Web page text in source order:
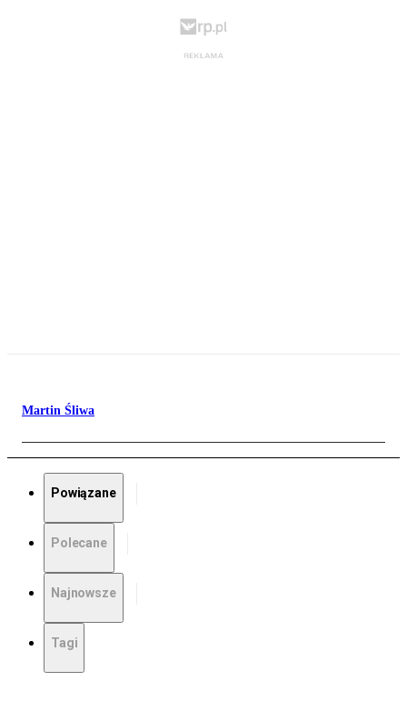
Martin Śliwa
Powiązane
Polecane
Najnowsze
Tagi